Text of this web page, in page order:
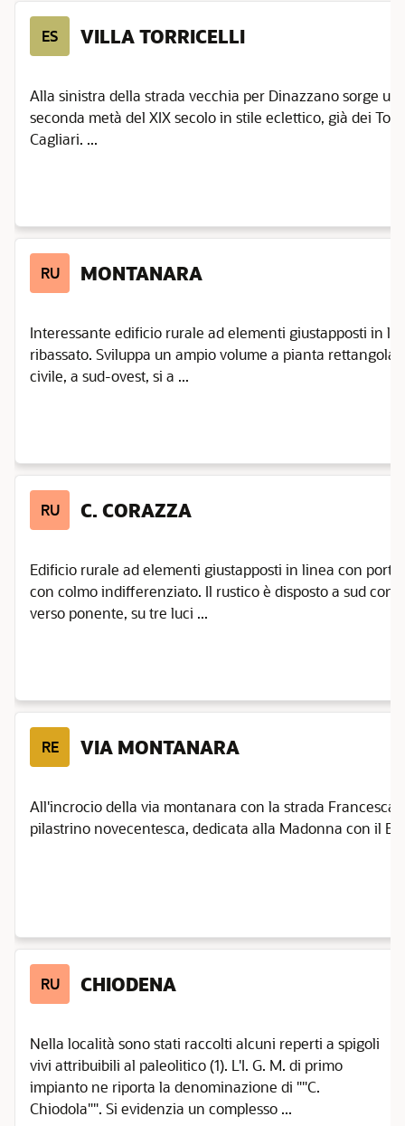
ES VILLA TORRICELLI
Alla sinistra della strada vecchia per Dinazzano sorge
seconda metà del XIX secolo in stile eclettico, già dei
Cagliari. ...
RU MONTANARA
Interessante edificio rurale ad elementi giustapposti in
ribassato. Sviluppa un ampio volume a pianta
civile, a sud-ovest, si a ...
RU C. CORAZZA
Edificio rurale ad elementi giustapposti in linea con
con colmo indifferenziato. Il rustico è disposto a sud con
verso ponente, su tre luci ...
RE VIA MONTANARA
All'incrocio della via montanara con la strada Francesca
pilastrino novecentesca, dedicata alla Madonna con il
RU CHIODENA
Nella località sono stati raccolti alcuni reperti a spigoli
vivi attribuibili al paleolitico (1). L'I. G. M. di primo
impianto ne riporta la denominazione di ""C.
Chiodola"". Si evidenzia un complesso ...